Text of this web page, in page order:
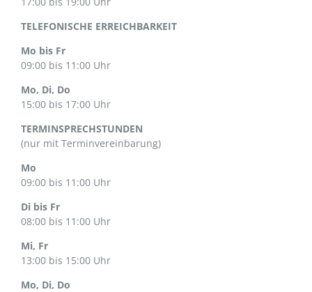
TELEFONISCHE ERREICHBARKEIT
Mo bis Fr
09:00 bis 11:00 Uhr
Mo, Di, Do
15:00 bis 17:00 Uhr
TERMINSPRECHSTUNDEN
(nur mit Terminvereinbarung)
Mo
09:00 bis 11:00 Uhr
Di bis Fr
08:00 bis 11:00 Uhr
Mi, Fr
13:00 bis 15:00 Uhr
Mo, Di, Do